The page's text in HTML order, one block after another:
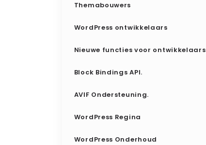
Themabouwers
WordPress ontwikkelaars
Nieuwe functies voor ontwikkelaars
Block Bindings API.
AVIF Ondersteuning.
WordPress Regina
WordPress Onderhoud